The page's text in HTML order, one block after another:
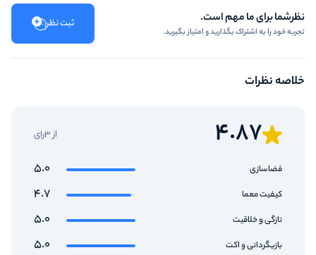
نظرشما برای ما مهم است.
تجربه خود را به اشتراک بگذارید و امتیاز بگیرید.
ثبت نظر
خلاصه نظرات
4.87 از 3رای
فضاسازی 5.0
کیفیت معما 4.7
تازگی و خلاقیت 5.0
بازیگردانی و اکت 5.0